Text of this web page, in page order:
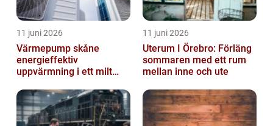
11 juni 2026
Värmepump skåne
energieffektiv
uppvärmning i ett milt
11 juni 2026
Uterum I Örebro: Förläng
sommaren med ett rum
mellan inne och ute